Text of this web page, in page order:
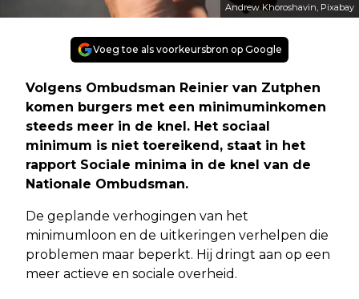
Andrew Khoroshavin, Pixabay
Voeg toe als voorkeursbron op Google
Volgens Ombudsman Reinier van Zutphen
komen burgers met een minimuminkomen
steeds meer in de knel. Het sociaal
minimum is niet toereikend, staat in het
rapport Sociale minima in de knel van de
Nationale Ombudsman.
De geplande verhogingen van het
minimumloon en de uitkeringen verhelpen die
problemen maar beperkt. Hij dringt aan op een
meer actieve en sociale overheid.